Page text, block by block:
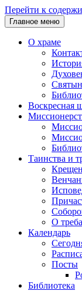
Перейти к
Главное меню
О храме
Воскресная
Таинства и
О
Календарь
Посты
Библиотека